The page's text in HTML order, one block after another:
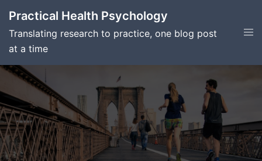
content
Practical Health Psychology
Translating research to practice, one blog post
at a time